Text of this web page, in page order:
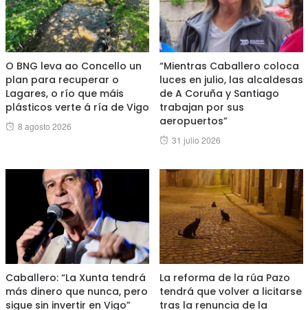
O BNG leva ao Concello un
plan para recuperar o
Lagares, o río que máis
plásticos verte á ría de Vigo
Posted
8 agosto 2026
“Mientras Caballero coloca
luces en julio, las alcaldesas
de A Coruña y Santiago
trabajan por sus
aeropuertos”
Posted
31 julio 2026
Caballero: “La Xunta tendrá
más dinero que nunca, pero
sigue sin invertir en Vigo”
La reforma de la rúa Pazo
tendrá que volver a licitarse
tras la renuncia de la